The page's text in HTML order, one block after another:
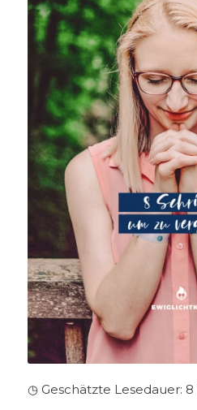
◷ Geschätzte Lesedauer: 8